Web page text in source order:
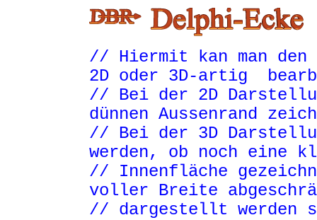
// Hiermit kan man den
2D oder 3D-artig
// Bei der 2D
dünnen Aussenrand
// Bei der 3D
werden, ob noch eine
// Innenfläche
voller Breite
// dargestellt werden